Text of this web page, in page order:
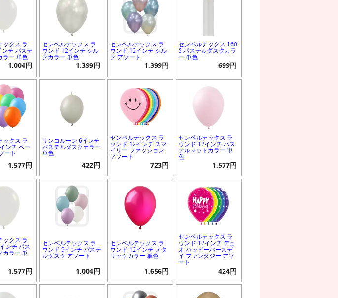
ックス ラ
ンチ パステ
ラー 単色
1,004円
センペルテックス ラ
ウンド 12インチ シル
クカラー 単色
1,399円
センペルテックス ラ
ウンド 12インチ シル
ク アソート
1,399円
センペルテックス 160
S パステルダスクカラ
ー 単色
699円
ックス ラ
ンチ ベー
ート
1,577円
リンコルーン 6インチ
パステルダスクカラー
単色
422円
センペルテックス ラ
ウンド 12インチ スマ
イリー ファッション
アソート
723円
センペルテックス ラ
ウンド 12インチ パス
テルマットカラー 単
色
1,577円
ックス ラ
ンチ パス
カラー 単
1,577円
センペルテックス ラ
ウンド 9インチ パステ
ルダスク アソート
1,004円
センペルテックス ラ
ウンド 12インチ メタ
リックカラー 単色
1,656円
センペルテックス ラ
ウンド 12インチ デュ
オ ハッピーバースデ
イ ファンタジー アソ
ート
424円